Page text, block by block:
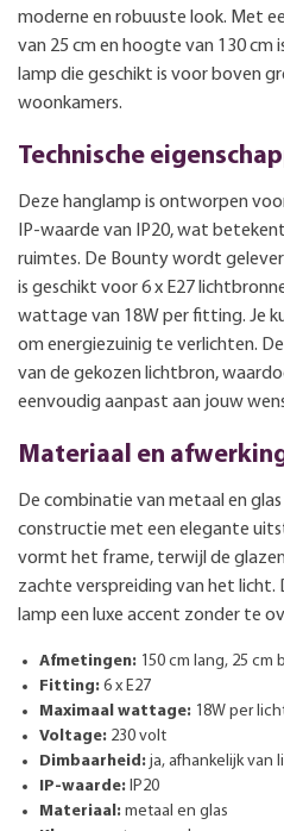
moderne en robuuste look. Met
van 25 cm en hoogte van 130 cm
lamp die geschikt is voor boven
woonkamers.
Technische
Deze hanglamp is ontworpen
IP-waarde van IP20, wat
ruimtes. De Bounty wordt
is geschikt voor 6 x E27
wattage van 18W per fitting. Je
om energiezuinig te verlichten.
van de gekozen lichtbron,
eenvoudig aanpast aan jouw
Materiaal en
De combinatie van metaal en
constructie met een elegante
vormt het frame, terwijl de
zachte verspreiding van het licht.
lamp een luxe accent zonder te
Afmetingen: 150 cm lang, 25 cm
Fitting: 6 x E27
Maximaal wattage: 18W per
Voltage: 230 volt
Dimbaarheid: ja, afhankelijk van
IP-waarde: IP20
Materiaal: metaal en glas